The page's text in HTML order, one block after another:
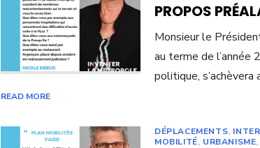
PROPOS
Monsieur le
au terme de l’année
politique,
READ MORE
DÉPLACEMENTS,
MOBILITÉ, URBANISME,